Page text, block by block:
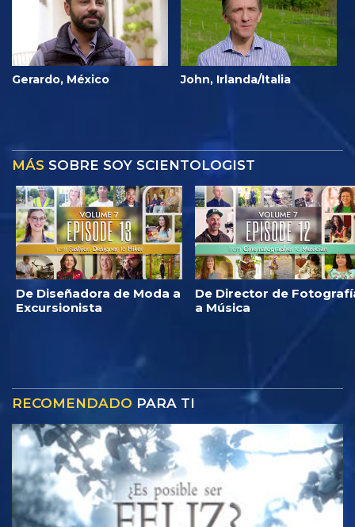
Gerardo, México John, Irlanda/Italia
MÁS SOBRE SOY SCIENTOLOGIST
De Diseñadora de Moda a
Excursionista
De Director de
a Música
RECOMENDADO PARA TI